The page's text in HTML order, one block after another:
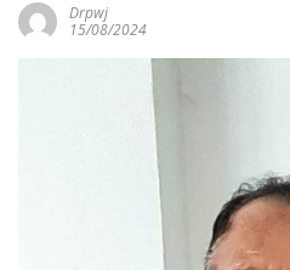
Drpwj
15/08/2024